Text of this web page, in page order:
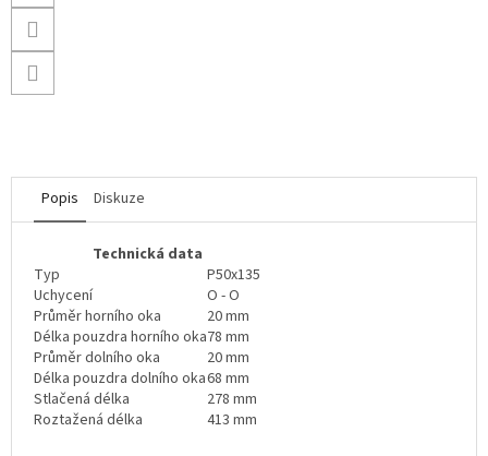
Popis Diskuze
Technická data
Typ
P50x135
Uchycení
O - O
Průměr horního oka
20 mm
Délka pouzdra horního oka78 mm
Průměr dolního oka
20 mm
Délka pouzdra dolního oka68 mm
Stlačená délka
278 mm
Roztažená délka
413 mm